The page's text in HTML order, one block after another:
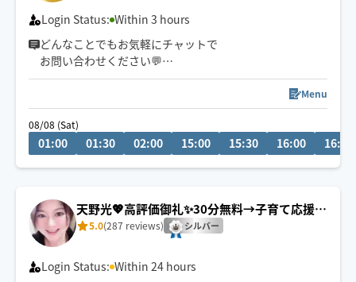
Login Status: Within 3 hours
どんなことでもお気軽にチャットで
お問い合わせください💬
遠方の場合はロングでお願いする
場合がございます🍀
Menu
08/08 (Sat)
01:00 01:30 02:00 15:00 15:30 16:00 16:30
天野光💖高評価御礼✨30分無料→子育て応援＆
京都駅付近💕
5.0(287 reviews) シルバー
Login Status: Within 24 hours